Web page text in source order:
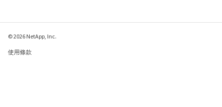
© 2026 NetApp, Inc.
使用條款